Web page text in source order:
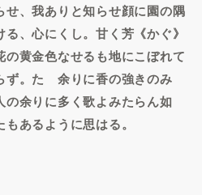
せ、我ありと知らせ顔に園の隅
、心にくし。甘く芳《かぐ》
黄金色なせるも地にこぼれて
。たゞ余りに香の強きのみ
余りに多く歌よみたらん如
あるように思はる。